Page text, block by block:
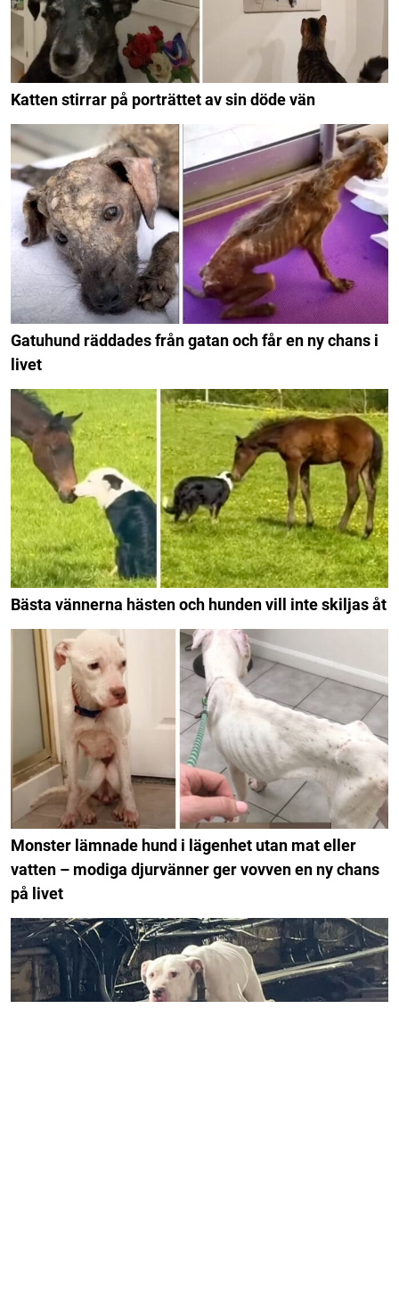
Katten stirrar på porträttet av sin döde vän
Gatuhund räddades från gatan och får en ny chans i
livet
Bästa vännerna hästen och hunden vill inte skiljas åt
Monster lämnade hund i lägenhet utan mat eller
vatten – modiga djurvänner ger vovven en ny chans
på livet